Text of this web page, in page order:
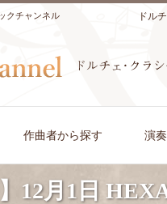
クチャンネル ドル
作曲者から探す 演
12月1日